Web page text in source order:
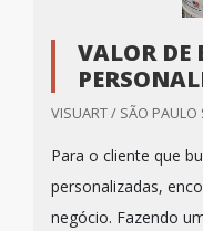
VALOR DE
VISUART / SÃO PAULO
Para o cliente que
personalizadas,
negócio. Fazendo